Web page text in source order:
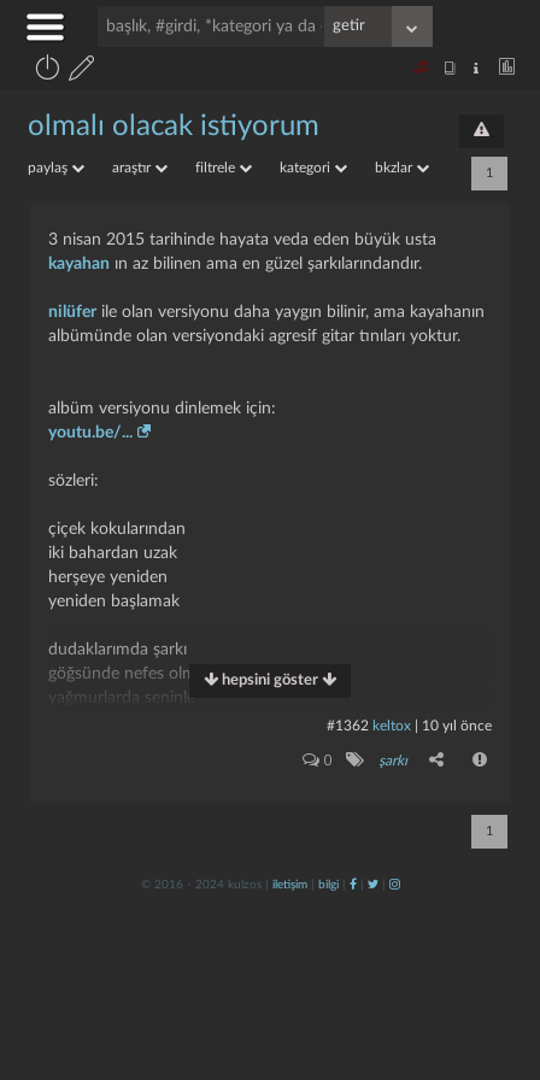
olmalı olacak istiyorum
paylaş araştır filtrele kategori bkzlar 1
3 nisan 2015 tarihinde hayata veda eden büyük usta
kayahan ın az bilinen ama en güzel şarkılarındandır.
nilüfer ile olan versiyonu daha yaygın bilinir, ama kayahanın
albümünde olan versiyondaki agresif gitar tınıları yoktur.
albüm versiyonu dinlemek için:
youtu.be/...
sözleri:
çiçek kokularından
iki bahardan uzak
herşeye yeniden
yeniden başlamak
dudaklarımda şarkı
göğsünde nefes olmak
yağmurlarda seninle
hepsini göster
#1362 keltox 10 yıl önce
0 şarkı
1
kapat kaydet
© 2016 - 2024 kulzos | iletişim| bilgi| | |